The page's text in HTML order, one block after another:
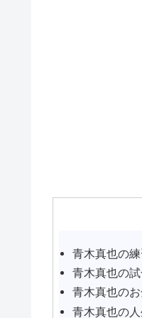
青木真也の
青木真也の
青木真也の
青木真也の